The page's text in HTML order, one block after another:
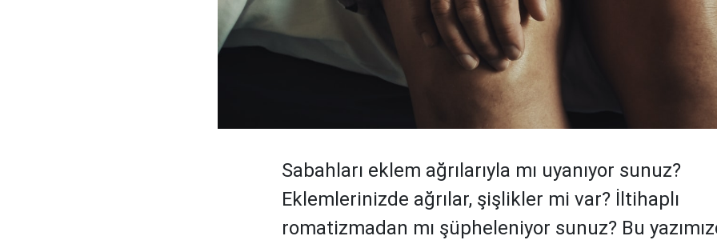
Sabahları eklem ağrılarıyla mı uyanıyor sunuz?
Eklemlerinizde ağrılar, şişlikler mi var? İltihaplı
romatizmadan mı şüpheleniyor sunuz? Bu